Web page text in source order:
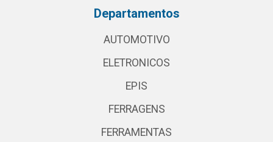
Departamentos
AUTOMOTIVO
ELETRONICOS
EPIS
FERRAGENS
FERRAMENTAS